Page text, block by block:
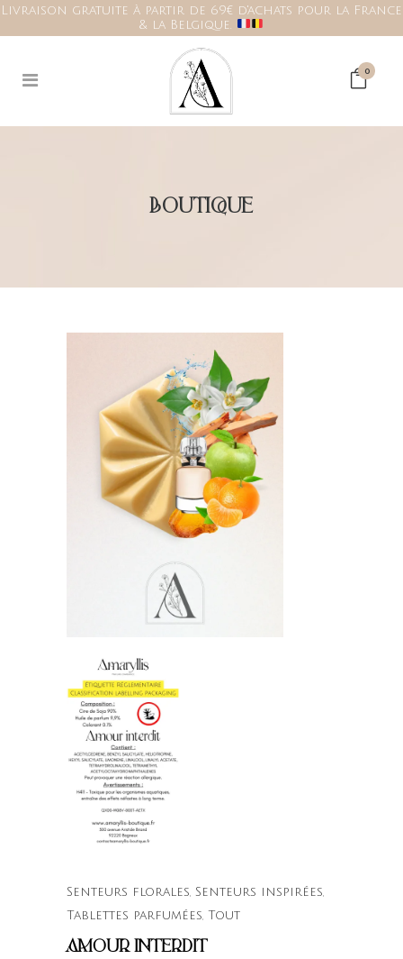
Livraison gratuite à partir de 69€ d'achats pour la France
& la Belgique.
0
BOUTIQUE
Senteurs florales Senteurs inspirées
Tablettes parfumées Tout
AMOUR INTERDIT